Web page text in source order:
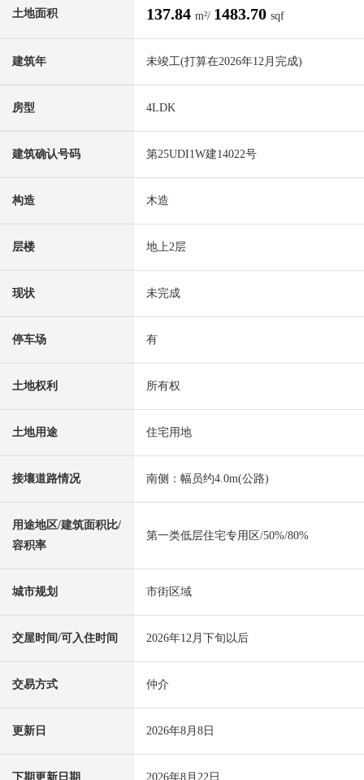
土地面积 137.84 m²/ 1483.70 sqf
建筑年 未竣工(打算在2026年12月完成)
房型 4LDK
建筑确认号码 第25UDI1W建14022号
构造 木造
层楼 地上2层
现状 未完成
停车场 有
土地权利 所有权
土地用途 住宅用地
接壤道路情况 南侧：幅员约4.0m(公路)
用途地区/建筑面积比/
容积率
第一类低层住宅专用区/50%/80%
城市规划 市街区域
交屋时间/可入住时间 2026年12月下旬以后
交易方式 仲介
更新日 2026年8月8日
下期更新日期 2026年8月22日